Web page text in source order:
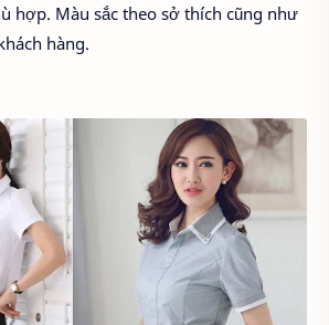
hợp. Màu sắc theo sở thích cũng như
hàng.